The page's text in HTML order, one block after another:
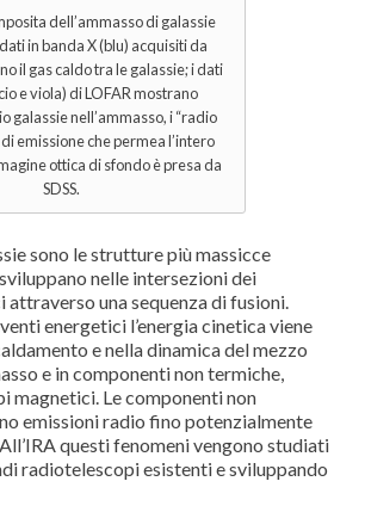
dell’ammasso di galassie
in banda X (blu) acquisiti da
il gas caldo tra le galassie; i dati
e viola) di LOFAR mostrano
galassie nell’ammasso, i “radio
di emissione che permea l’intero
ottica di sfondo è presa da
SDSS.
sono le strutture più massicce
nelle intersezioni dei
una sequenza di fusioni.
energetici l’energia cinetica viene
e nella dinamica del mezzo
e in componenti non termiche,
magnetici. Le componenti non
emissioni radio fino potenzialmente
questi fenomeni vengono studiati
radiotelescopi esistenti e sviluppando